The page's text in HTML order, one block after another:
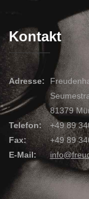
Kontakt
Adresse:
Telefon:
Fax:
E-Mail:
81379
+49 89
+49 89